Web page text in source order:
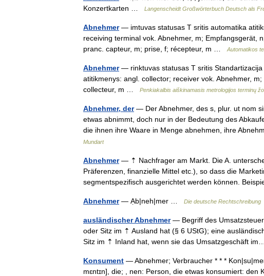
Konzertkarten …
Langenscheidt Großwörterbuch Deutsch als
Abnehmer— imtuvas statusas T sritis automatika
receiving terminal vok. Abnehmer, m; Empfangsgerät,
pranc. capteur, m; prise, f; récepteur, m …
Automatikos
Abnehmer— rinktuvas statusas T sritis Standartizacija
atitikmenys: angl. collector; receiver vok. Abnehmer,
collecteur, m …
Penkiakalbis aiškinamasis metrologijos terminų
Abnehmer, der— Der Abnehmer, des s, plur. ut nom
etwas abnimmt, doch nur in der Bedeutung des
die ihnen ihre Waare in Menge abnehmen, ihre
Mundart
Abnehmer— ⇡ Nachfrager am Markt. Die A.
Präferenzen, finanzielle Mittel etc.), so dass die
segmentspezifisch ausgerichtet werden können.
Abnehmer— Ạb|neh|mer … Die deutsche Rechtschreibung
ausländischer Abnehmer— Begriff des
oder Sitz im ⇡ Ausland hat (§ 6 UStG); eine
Sitz im ⇡ Inland hat, wenn sie das Umsatzgeschäft
Konsument — Abnehmer; Verbraucher * * *
mɛntɪn], die; , nen: Person, die etwas konsumiert: